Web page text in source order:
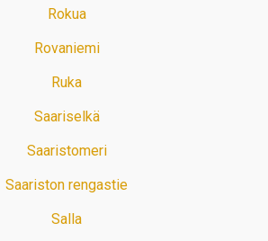
Rokua
Rovaniemi
Ruka
Saariselkä
Saaristomeri
Saariston rengastie
Salla